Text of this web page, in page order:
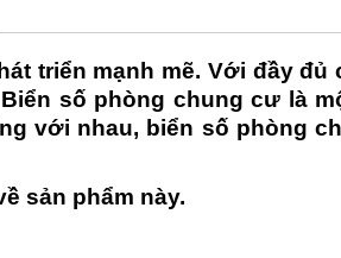
triển mạnh mẽ. Với đầy đủ
số phòng chung cư là
với nhau, biển số phòng
sản phẩm này.